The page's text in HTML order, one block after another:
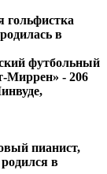
гольфистка
в
футбольный
Миррен» - 206
пианист,
в